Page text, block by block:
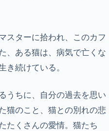
スターに拾われ、このカフ
、ある猫は、病気で亡くな
き続けている。
うちに、自分の過去を思い
猫のこと、猫との別れの悲
たくさんの愛情。猫たち